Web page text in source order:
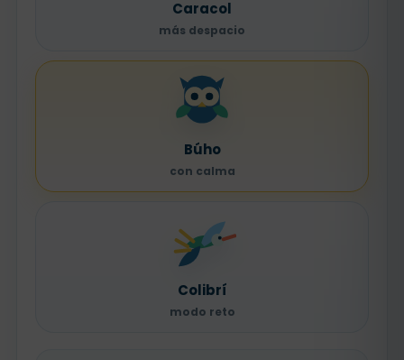
Caracol
más despacio
Búho
con calma
Colibrí
modo reto